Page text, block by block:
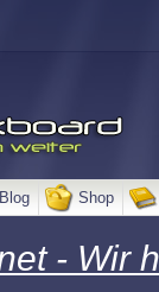
Blog Shop
- Wir